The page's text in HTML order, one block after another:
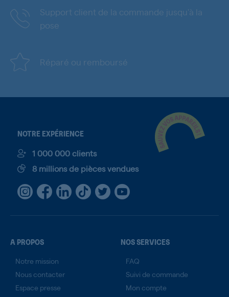
Support client de la commande jusqu'à la
pose
Réparé ou remboursé
NOTRE EXPÉRIENCE
1 000 000 clients
8 millions de pièces vendues
A PROPOS
Notre mission
Nous contacter
Espace presse
NOS SERVICES
FAQ
Suivi de commande
Mon compte